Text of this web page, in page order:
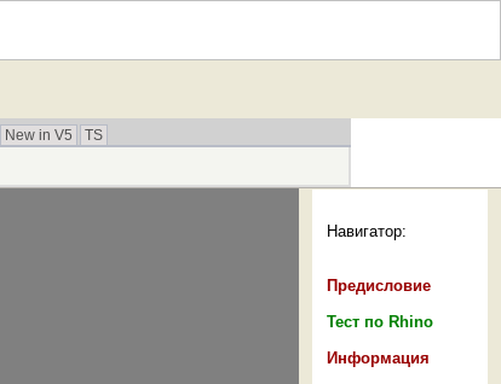
New in V5 TS
Навигатор:
Предисловие
Тест по Rhino
Информация